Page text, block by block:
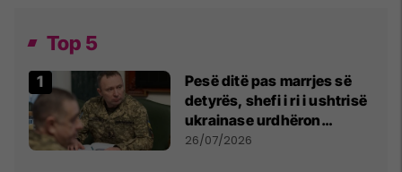
Top 5
Pesë ditë pas marrjes së
detyrës, shefi i ri i ushtrisë
ukrainase urdhëron
kontroll të madh
26/07/2026